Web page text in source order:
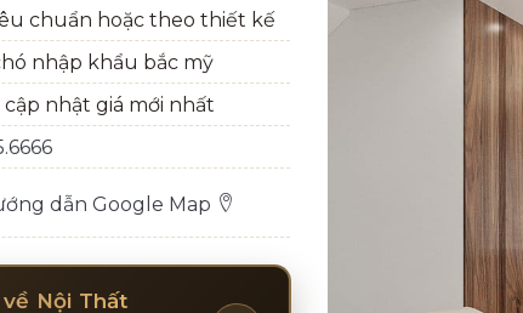
chuẩn hoặc theo thiết kế
nhập khẩu bắc mỹ
cập nhật giá mới nhất
dẫn Google Map
Nội Thất